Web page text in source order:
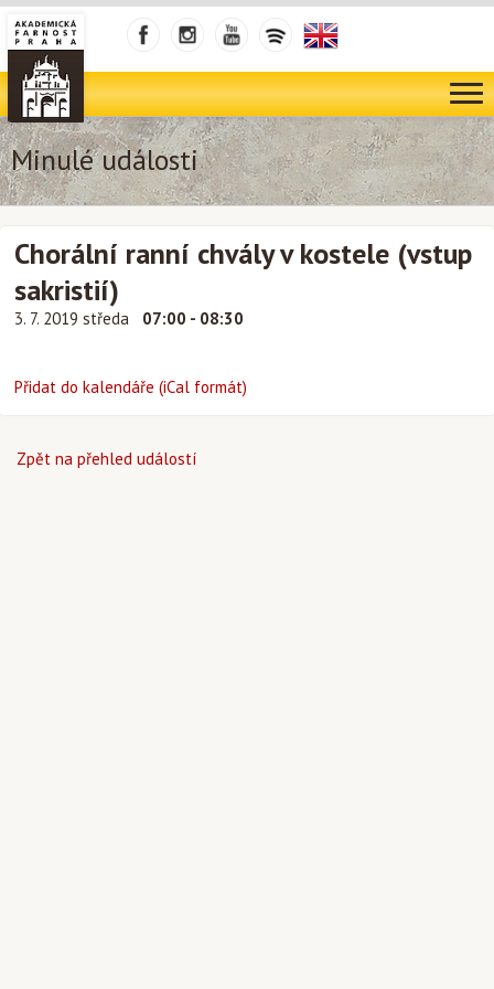
Minulé události
Chorální ranní chvály v kostele (vstup
sakristií)
3. 7. 2019 středa 07:00 - 08:30
Přidat do kalendáře (iCal formát)
Zpět na přehled událostí